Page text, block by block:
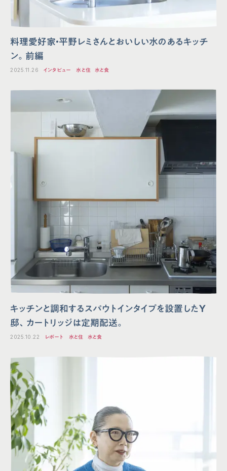
料理愛好家・平野レミさんとおいしい水のあるキッチ
ン。前編
2025.11.26 インタビュー 水と住 水と食
キッチンと調和するスパウトインタイプを設置したY
邸、カートリッジは定期配送。
2025.10.22 レポート 水と住 水と食